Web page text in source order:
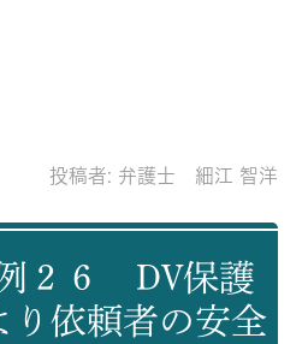
投稿者: 弁護士 細江 智洋
２６ DV保護
り依頼者の安全